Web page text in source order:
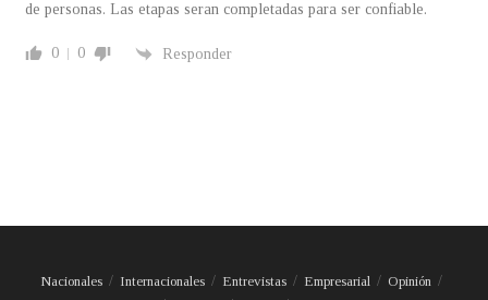
de personas. Las etapas seran completadas para ser confiable.
0 0 Responder
Nacionales Internacionales Entrevistas Empresarial
Opinión